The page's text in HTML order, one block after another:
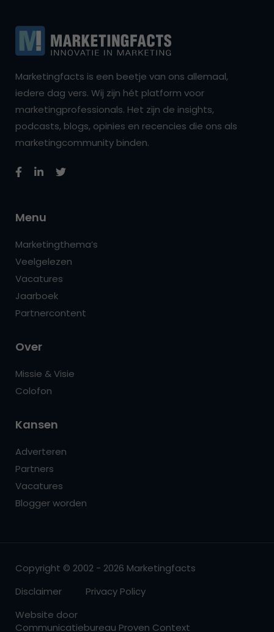
Marketingfacts is een beetje van ons allemaal,
iedere dag vers. Wij zijn hét platform voor
marketingprofessionals. Het zijn de insights,
podcasts, blogs, opinies en recencies die ons als
marketingcommunity binden.
Menu
Marketingthema’s
Veelgelezen
Vacatures
Jaarboek
Partnercontent
Over
Missie & Visie
Colofon
Kansen
Adverteren
Partners
Vacatures
Blogger worden
Copyright © 2002 - 2026 Marketingfacts
Disclaimer
Privacy Policy
Website door
Communicatiebureau Proven Context